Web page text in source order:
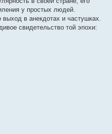
у простых людей.
в анекдотах и частушках.
свидетельство той эпохи: